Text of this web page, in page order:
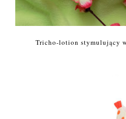
Tricho-lotion stymulujący